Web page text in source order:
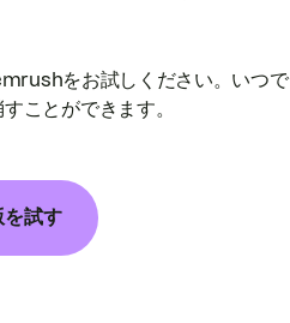
をお試しください。いつ
ことができます。
を試す